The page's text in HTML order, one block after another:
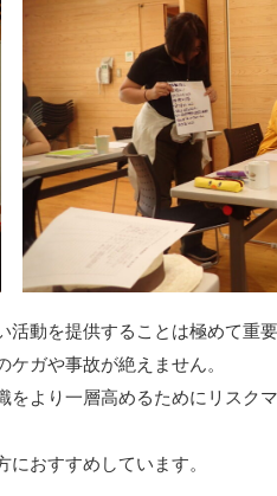
活動を提供することは極めて重
ガや事故が絶えません。
より一層高めるためにリスク
おすすめしています。